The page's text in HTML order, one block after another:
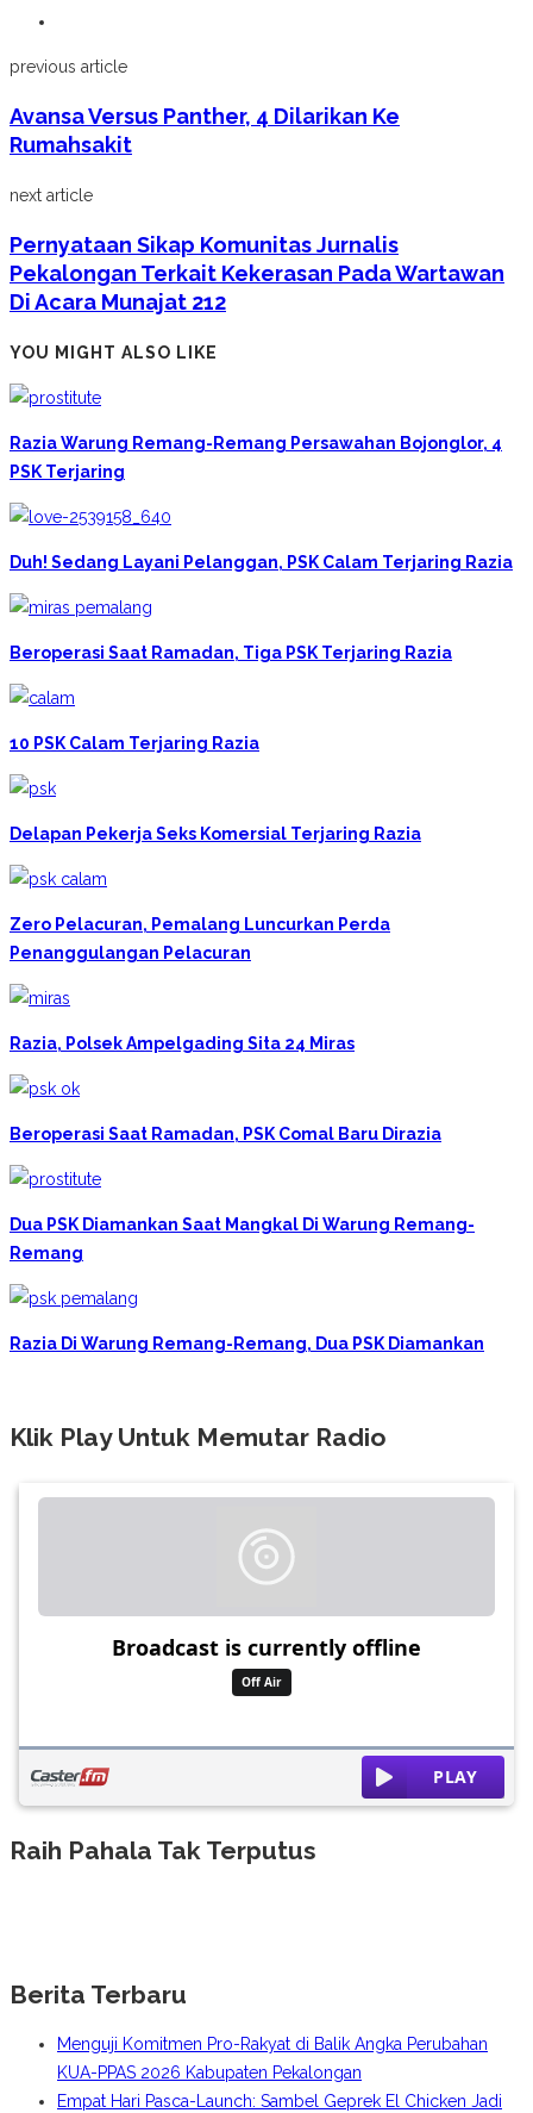
previous article
Avansa Versus Panther, 4 Dilarikan Ke
Rumahsakit
next article
Pernyataan Sikap Komunitas Jurnalis
Pekalongan Terkait Kekerasan Pada Wartawan
Di Acara Munajat 212
YOU MIGHT ALSO LIKE
Razia Warung Remang-Remang Persawahan Bojonglor, 4
PSK Terjaring
Duh! Sedang Layani Pelanggan, PSK Calam Terjaring Razia
Beroperasi Saat Ramadan, Tiga PSK Terjaring Razia
10 PSK Calam Terjaring Razia
Delapan Pekerja Seks Komersial Terjaring Razia
Zero Pelacuran, Pemalang Luncurkan Perda
Penanggulangan Pelacuran
Razia, Polsek Ampelgading Sita 24 Miras
Beroperasi Saat Ramadan, PSK Comal Baru Dirazia
Dua PSK Diamankan Saat Mangkal Di Warung Remang-
Remang
Razia Di Warung Remang-Remang, Dua PSK Diamankan
Klik Play Untuk Memutar Radio
Raih Pahala Tak Terputus
Berita Terbaru
Menguji Komitmen Pro-Rakyat di Balik Angka Perubahan
KUA-PPAS 2026 Kabupaten Pekalongan
Empat Hari Pasca-Launch: Sambel Geprek El Chicken Jadi